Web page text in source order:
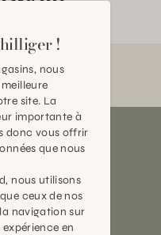
!
nous
site. La
importante à
donc vous offrir
que nous
nous utilisons
ceux de nos
navigation sur
en